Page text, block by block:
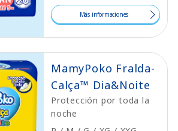
Más informaciones
MamyPoko Fralda-
Calça™ Dia&Noite
Protección por toda la
noche